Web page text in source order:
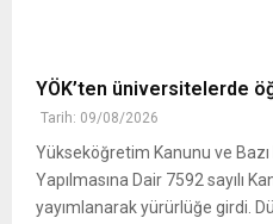
YÖK’ten üniversitelerde
Tarih: 09/08/2026
Yükseköğretim Kanunu ve
Yapılmasına Dair 7592 sayılı
yayımlanarak yürürlüğe girdi.